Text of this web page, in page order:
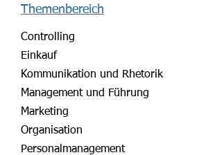
Themenbereich
Controlling
Einkauf
Kommunikation und Rhetorik
Management und Führung
Marketing
Organisation
Personalmanagement